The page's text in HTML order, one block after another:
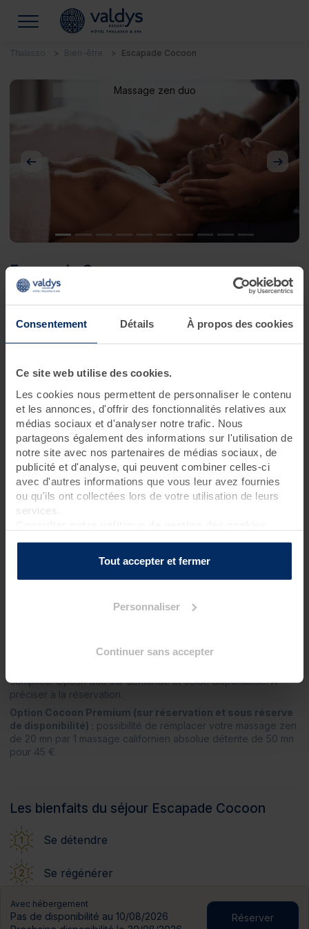
Consentement Détails À propos des cookies
Ce site web utilise des cookies.
Les cookies nous permettent de personnaliser le contenu
et les annonces, d'offrir des fonctionnalités relatives aux
médias sociaux et d'analyser notre trafic. Nous
partageons également des informations sur l'utilisation de
notre site avec nos partenaires de médias sociaux, de
publicité et d'analyse, qui peuvent combiner celles-ci
avec d'autres informations que vous leur avez fournies
ou qu'ils ont collectées lors de votre utilisation de leurs
services.
Tout accepter et fermer
Personnaliser
Continuer sans accepter
Avec hébergement
Pas de disponibilité au 10/08/2026
Réserver
Thalasso Bien-être Escapade Cocoon
Massage zen duo
Précédent
Escapade Cocoon
J'ai envie d'une pause pour me faire chouchouter
soins Thalasso & Spa.Laissez-vous guider vers le bien-être
Parce que profiter d’une Escapade Cocoon à deux est
toujours mieux, nous vous proposons l'option DUO réservée
aux amoureux ou aux retrouvailles entre ami(e)s ! Cette
formule est offerte dans le cadre du week-end Cocoon, sur
simple demande.
Programme des soins
d'eau chauffant (20 mn) ?
1 bain hydromassant aux cristaux de mer ou à la gelée
complice. Option duo sur demande et selon disponibilité. À
préciser à la réservation.
Option Cocoon Premium (sur réservation et sous réserve
de disponibilité) : possibilité de remplacer votre massage zen
de 20 mn par 1 massage californien absolue détente de 50 mn
pour 45 €.
Les bienfaits du séjour Escapade Cocoon
Se détendre
Se régénérer
Prendre le temps, vraiment